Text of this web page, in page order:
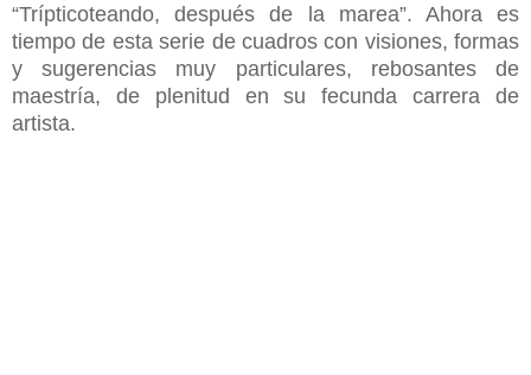
“Trípticoteando, después de la marea”. Ahora es
tiempo de esta serie de cuadros con visiones, formas
y sugerencias muy particulares, rebosantes de
maestría, de plenitud en su fecunda carrera de
artista.